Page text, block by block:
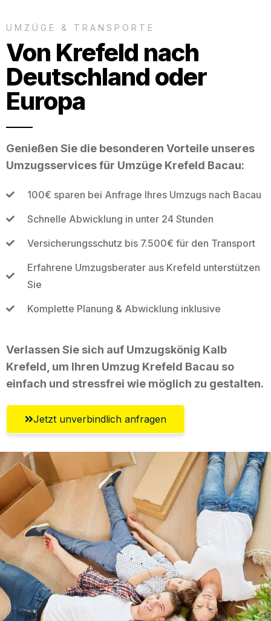
UMZÜGE & TRANSPORTE
Von Krefeld nach
Deutschland oder
Europa
Genießen Sie die besonderen Vorteile unseres
Umzugsservices für Umzüge Krefeld Bacau:
100€ sparen bei Anfrage Ihres Umzugs nach Bacau
Schnelle Abwicklung in unter 24 Stunden
Versicherungsschutz bis 7.500€ für den Transport
Erfahrene Umzugsberater aus Krefeld unterstützen
Sie
Komplette Planung & Abwicklung inklusive
Verlassen Sie sich auf Umzugskönig Kalb
Krefeld, um Ihren Umzug Krefeld Bacau so
einfach und stressfrei wie möglich zu gestalten.
Jetzt unverbindlich anfragen